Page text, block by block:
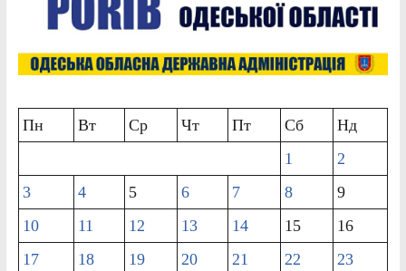
Пн Вт Ср Чт Пт Сб
Нд
1
2
3
4 5 6 7 8
9
10
11 12 13 14 15
16
17
18 19 20 21 22
23